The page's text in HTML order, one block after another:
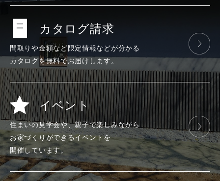
カタログ請求
間取りや金額など限定情報などが分かる
カタログを無料でお届けします。
イベント
住まいの見学会や、親子で楽しみながら
お家づくりができるイベントを
開催しています。